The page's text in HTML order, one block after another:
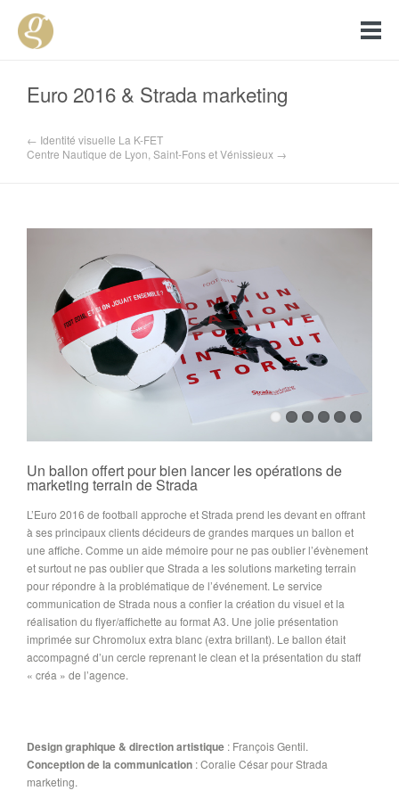
Euro 2016 & Strada marketing
← Identité visuelle La K-FET
Centre Nautique de Lyon, Saint-Fons et Vénissieux →
Un ballon offert pour bien lancer les opérations de
marketing terrain de Strada
L’Euro 2016 de football approche et Strada prend les devant en offrant
à ses principaux clients décideurs de grandes marques un ballon et
une affiche. Comme un aide mémoire pour ne pas oublier l’évènement
et surtout ne pas oublier que Strada a les solutions marketing terrain
pour répondre à la problématique de l’événement. Le service
communication de Strada nous a confier la création du visuel et la
réalisation du flyer/affichette au format A3. Une jolie présentation
imprimée sur Chromolux extra blanc (extra brillant). Le ballon était
accompagné d’un cercle reprenant le clean et la présentation du staff
« créa » de l’agence.
Design graphique & direction artistique : François Gentil.
Conception de la communication : Coralie César pour Strada
marketing.